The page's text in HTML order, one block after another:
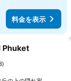
料金を表示
追加
Phuket